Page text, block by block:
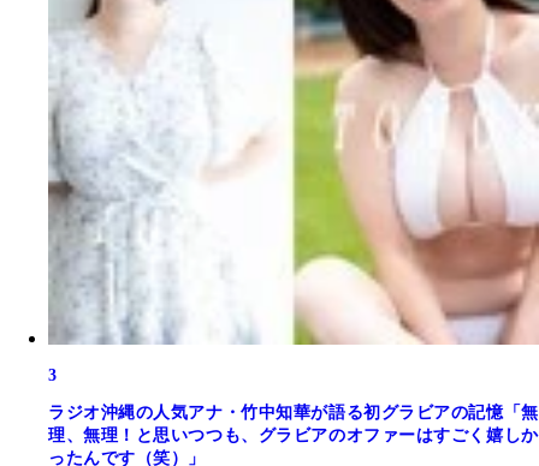
3
ラジオ沖縄の人気アナ・竹中知華が語る初グラビアの記憶「無
理、無理！と思いつつも、グラビアのオファーはすごく嬉しか
ったんです（笑）」